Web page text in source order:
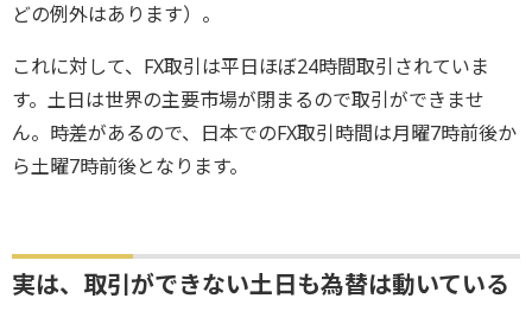
どの例外はあります）。
これに対して、FX取引は平日ほぼ24時間取引されていま
す。土日は世界の主要市場が閉まるので取引ができませ
ん。時差があるので、日本でのFX取引時間は月曜7時前後か
ら土曜7時前後となります。
実は、取引ができない土日も為替は動いている